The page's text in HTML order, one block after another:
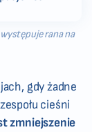
rana na
gdy żadne
cieśni
zmniejszenie